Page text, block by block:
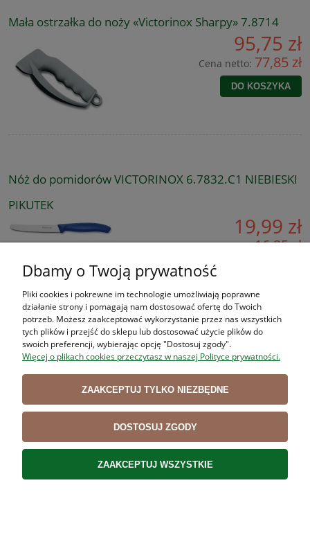
Mała ostrzałka do noży «Victorinox Sharpy» 7.8714
95,75 zł
Cena netto: 77,85 zł
DO KOSZYKA
Nóż do pomidorów VICTORINOX 6.7832.C1 NIEBIESKI
PIKUTEK
19,99 zł
Cena netto:16,25 zł
Nóż do jarzyn VICTORINOX 6.7706.l115 10 cm
22,00 zł
Cena netto:17,89 zł
Dbamy o Twoją prywatność
Pliki cookies i pokrewne im technologie umożliwiają poprawne
działanie strony i pomagają nam dostosować ofertę do Twoich
potrzeb. Możesz zaakceptować wykorzystanie przez nas wszystkich
tych plików i przejść do sklepu lub dostosować użycie plików do
swoich preferencji, wybierając opcję "Dostosuj zgody".
Więcej o plikach cookies przeczytasz w naszej Polityce prywatności.
ZAAKCEPTUJ TYLKO NIEZBĘDNE
DOSTOSUJ ZGODY
ZAAKCEPTUJ WSZYSTKIE